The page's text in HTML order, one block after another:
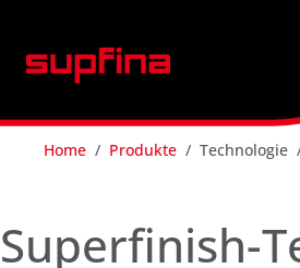
Home Produkte Technologie
Superfinish-